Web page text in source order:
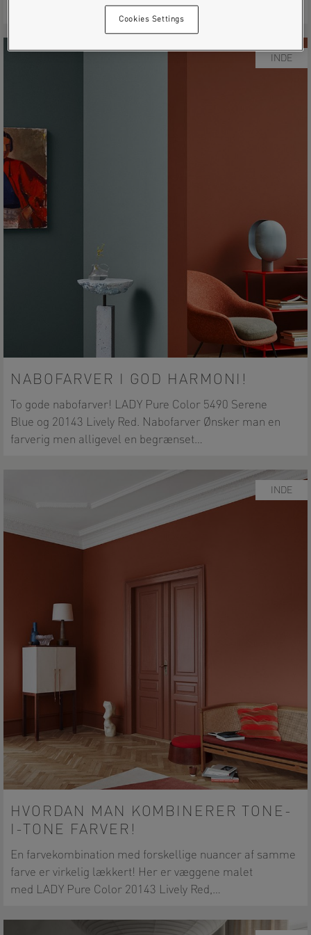
vinduet er malet med…
INDE
NABOFARVER I GOD HARMONI!
To gode nabofarver! LADY Pure Color 5490 Serene
Blue og 20143 Lively Red. Nabofarver Ønsker man en
farverig men alligevel en begrænset…
INDE
HVORDAN MAN KOMBINERER TONE-
I-TONE FARVER!
En farvekombination med forskellige nuancer af samme
farve er virkelig lækkert! Her er væggene malet
med LADY Pure Color 20143 Lively Red,…
Cookies Settings